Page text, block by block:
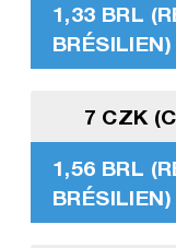
1,33 BRL
BRÉSILIEN)
7 CZK
1,56 BRL
BRÉSILIEN)